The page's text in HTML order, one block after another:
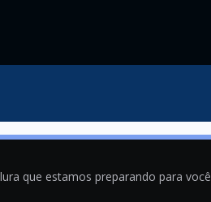
que estamos preparando para